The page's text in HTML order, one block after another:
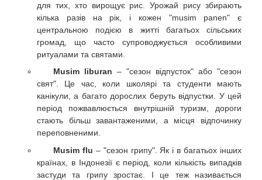
для тих, хто вирощує рис. Урожай рису збирають
кілька разів на рік, і кожен "musim panen" є
центральною подією в житті багатьох сільських
громад, що часто супроводжується особливими
ритуалами та святами.
Musim liburan – "сезон відпусток" або "сезон
свят". Це час, коли школярі та студенти мають
канікули, а багато дорослих беруть відпустки. У цей
період пожвавлюється внутрішній туризм, дороги
стають більш завантаженими, а місця відпочинку
переповненими.
Musim flu – "сезон грипу". Як і в багатьох інших
країнах, в Індонезії є період, коли кількість випадків
застуди та грипу зростає. І це теж називається